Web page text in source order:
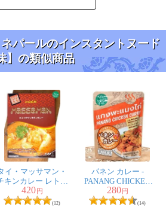
。
のネパール人店長にインスタント
答えたことがあります。
はインスタントラーメンですが、
るようです。
食べるのが主流なのかもしれませ
書いてありました。
、調理した方が美味しいと思いま
パールのインスタントヌード
】の類似商品
イ・マッサマン・
キンカレー レトル
ト 160g
【KITCHEN88】
420 円
(12)
パネン カレー -
PANANG CHICKEN
CURRY【SMART
EAT】
280 円
(14)